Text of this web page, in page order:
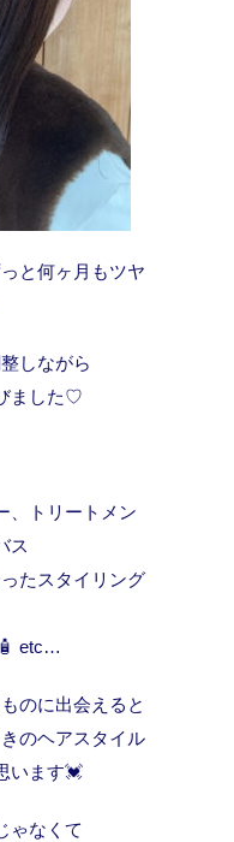
と何ヶ月もツヤ
しながら
ました♡
、トリートメン
ス
たスタイリング
etc…
のに出会えると
のヘアスタイル
います💓
ゃなくて